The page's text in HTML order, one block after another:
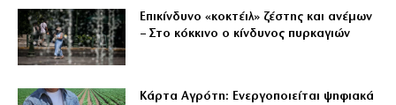
Επικίνδυνο «κοκτέιλ» ζέστης και ανέμων
– Στο κόκκινο ο κίνδυνος πυρκαγιών
Κάρτα Αγρότη: Ενεργοποιείται ψηφιακά